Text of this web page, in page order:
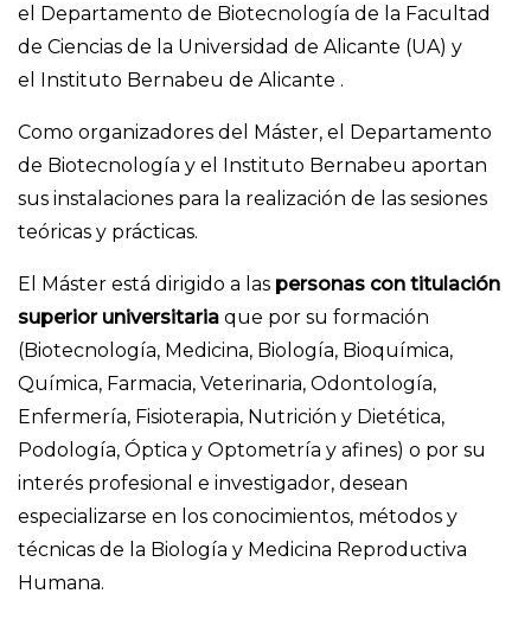
el Departamento de Biotecnología de la Facultad
de Ciencias de la Universidad de Alicante (UA) y
el Instituto Bernabeu de Alicante .
Como organizadores del Máster, el Departamento
de Biotecnología y el Instituto Bernabeu aportan
sus instalaciones para la realización de las sesiones
teóricas y prácticas.
El Máster está dirigido a las personas con titulación
superior universitaria que por su formación
(Biotecnología, Medicina, Biología, Bioquímica,
Química, Farmacia, Veterinaria, Odontología,
Enfermería, Fisioterapia, Nutrición y Dietética,
Podología, Óptica y Optometría y afines) o por su
interés profesional e investigador, desean
especializarse en los conocimientos, métodos y
técnicas de la Biología y Medicina Reproductiva
Humana.